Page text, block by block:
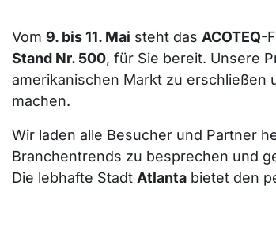
Vom 9. bis 11. Mai steht das ACOTEQ-
Stand Nr. 500, für Sie bereit. Unsere
amerikanischen Markt zu erschließen
machen.
Wir laden alle Besucher und Partner
Branchentrends zu besprechen und
Die lebhafte Stadt Atlanta bietet den